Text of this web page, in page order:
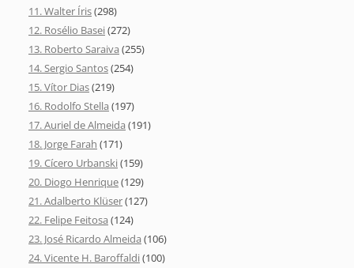
11. Walter Íris(298)
12. Rosélio Basei(272)
13. Roberto Saraiva (255)
14. Sergio Santos(254)
15. Vítor Dias(219)
16. Rodolfo Stella (197)
17. Auriel de Almeida (191)
18. Jorge Farah (171)
19. Cícero Urbanski(159)
20. Diogo Henrique(129)
21. Adalberto Klüser(127)
22. Felipe Feitosa (124)
23. José Ricardo Almeida (106)
24. Vicente H. Baroffaldi(100)